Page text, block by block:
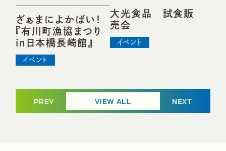
ざぁまによかばい！
『有川町漁協まつり
in日本橋長崎館』
イベント
大光食品 試食販
売会
イベント
PREV VIEW ALL NEXT